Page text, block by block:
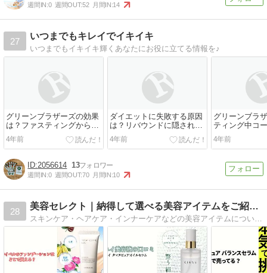
週間IN:0 週間OUT:52 月間IN:14
27
いつまでもキレイでイキイキ
いつまでもイキイキ輝くあなたにお役に立てる情報を♪
グリーンブラザーズの効果
は？ファスティングから2
週間経ちました！
4年前
ダイエットに失敗する原因
は？リバウンドに隠された
理由とは
4年前
グリーンブラ
ティング中コ
る？気になる
4年前
2056614 13
週間IN:0 週間OUT:70 月間IN:10
28
美容セレクト｜納得して選べる美容アイテムをご紹介します。